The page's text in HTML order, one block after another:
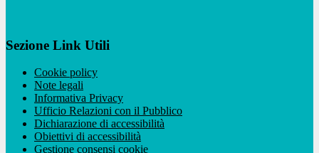
Sezione Link Utili
Cookie policy
Note legali
Informativa Privacy
Ufficio Relazioni con il Pubblico
Dichiarazione di accessibilità
Obiettivi di accessibilità
Gestione consensi cookie